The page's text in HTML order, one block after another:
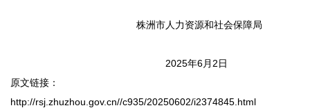
株洲市人力资源和社会保障局
2025年6月2日
原文链接：
http://rsj.zhuzhou.gov.cn//c935/20250602/i2374845.html